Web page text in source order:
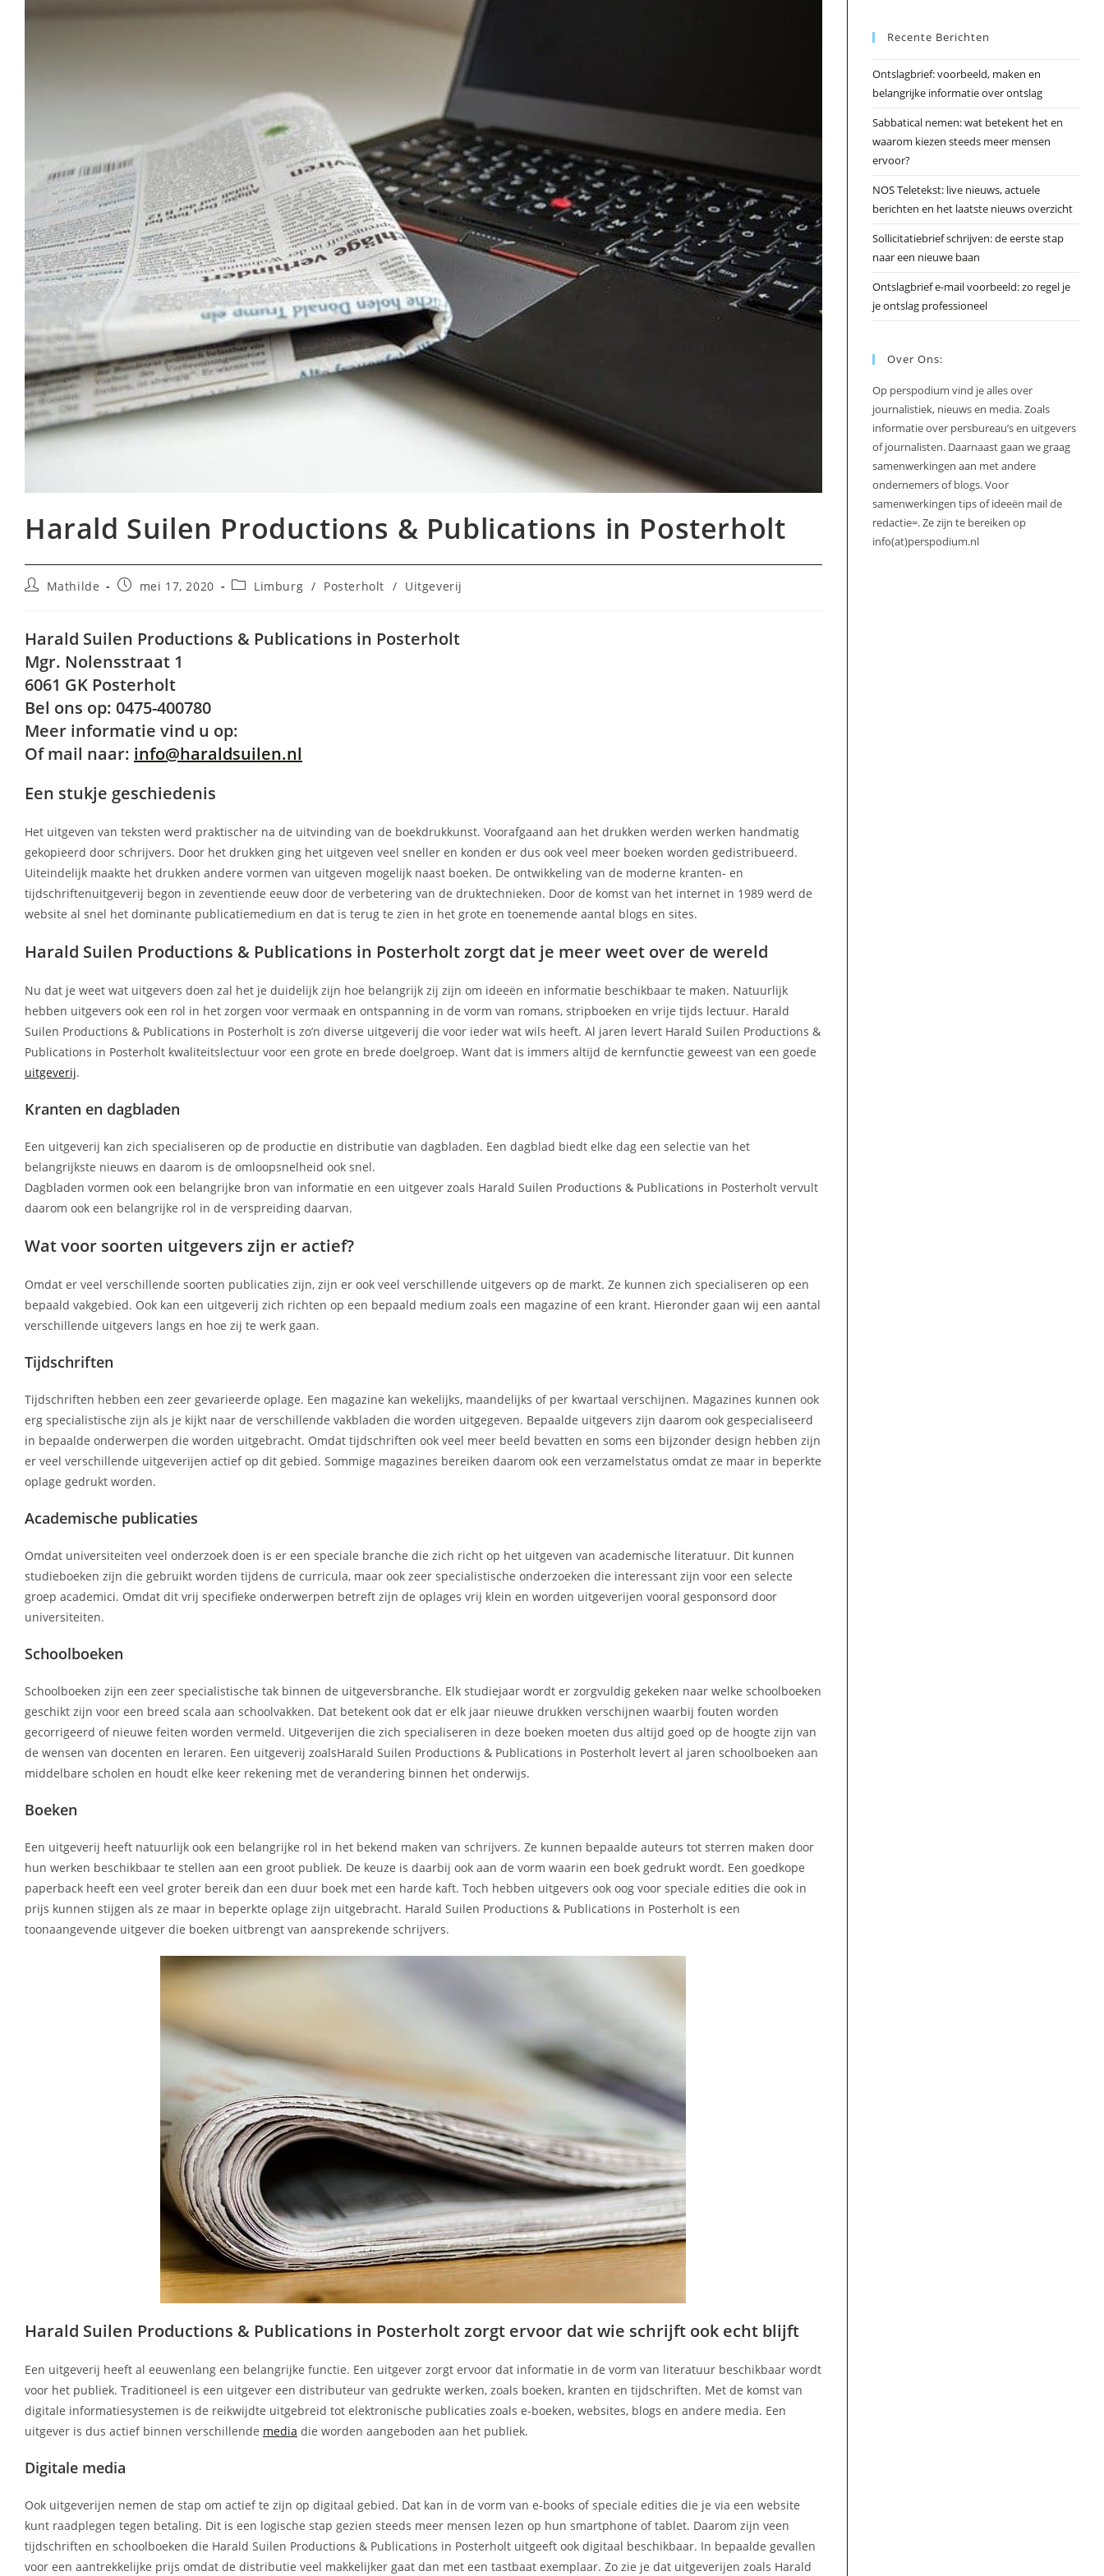
Harald Suilen Productions & Publications in Posterholt
BerichtMathilde
Berichtmei 17, 2020 Berichtcategorie:
Limburg / Posterholt / Uitgeverij
Harald Suilen Productions & Publications in Posterholt
Mgr. Nolensstraat 1
6061 GK Posterholt
Bel ons op: 0475-400780
Meer informatie vind u op:
Of mail naar: info@haraldsuilen.nl
Een stukje geschiedenis
Het uitgeven van teksten werd praktischer na de uitvinding van de boekdrukkunst. Voorafgaand aan het drukken werden werken handmatig
gekopieerd door schrijvers. Door het drukken ging het uitgeven veel sneller en konden er dus ook veel meer boeken worden gedistribueerd.
Uiteindelijk maakte het drukken andere vormen van uitgeven mogelijk naast boeken. De ontwikkeling van de moderne kranten- en
tijdschriftenuitgeverij begon in zeventiende eeuw door de verbetering van de druktechnieken. Door de komst van het internet in 1989 werd de
website al snel het dominante publicatiemedium en dat is terug te zien in het grote en toenemende aantal blogs en sites.
Harald Suilen Productions & Publications in Posterholt zorgt dat je meer weet over de wereld
Nu dat je weet wat uitgevers doen zal het je duidelijk zijn hoe belangrijk zij zijn om ideeën en informatie beschikbaar te maken. Natuurlijk
hebben uitgevers ook een rol in het zorgen voor vermaak en ontspanning in de vorm van romans, stripboeken en vrije tijds lectuur. Harald
Suilen Productions & Publications in Posterholt is zo’n diverse uitgeverij die voor ieder wat wils heeft. Al jaren levert Harald Suilen Productions &
Publications in Posterholt kwaliteitslectuur voor een grote en brede doelgroep. Want dat is immers altijd de kernfunctie geweest van een goede
uitgeverij.
Kranten en dagbladen
Een uitgeverij kan zich specialiseren op de productie en distributie van dagbladen. Een dagblad biedt elke dag een selectie van het
belangrijkste nieuws en daarom is de omloopsnelheid ook snel.
Dagbladen vormen ook een belangrijke bron van informatie en een uitgever zoals Harald Suilen Productions & Publications in Posterholt vervult
daarom ook een belangrijke rol in de verspreiding daarvan.
Wat voor soorten uitgevers zijn er actief?
Omdat er veel verschillende soorten publicaties zijn, zijn er ook veel verschillende uitgevers op de markt. Ze kunnen zich specialiseren op een
bepaald vakgebied. Ook kan een uitgeverij zich richten op een bepaald medium zoals een magazine of een krant. Hieronder gaan wij een aantal
verschillende uitgevers langs en hoe zij te werk gaan.
Tijdschriften
Tijdschriften hebben een zeer gevarieerde oplage. Een magazine kan wekelijks, maandelijks of per kwartaal verschijnen. Magazines kunnen ook
erg specialistische zijn als je kijkt naar de verschillende vakbladen die worden uitgegeven. Bepaalde uitgevers zijn daarom ook gespecialiseerd
in bepaalde onderwerpen die worden uitgebracht. Omdat tijdschriften ook veel meer beeld bevatten en soms een bijzonder design hebben zijn
er veel verschillende uitgeverijen actief op dit gebied. Sommige magazines bereiken daarom ook een verzamelstatus omdat ze maar in beperkte
oplage gedrukt worden.
Academische publicaties
Omdat universiteiten veel onderzoek doen is er een speciale branche die zich richt op het uitgeven van academische literatuur. Dit kunnen
studieboeken zijn die gebruikt worden tijdens de curricula, maar ook zeer specialistische onderzoeken die interessant zijn voor een selecte
groep academici. Omdat dit vrij specifieke onderwerpen betreft zijn de oplages vrij klein en worden uitgeverijen vooral gesponsord door
universiteiten.
Schoolboeken
Schoolboeken zijn een zeer specialistische tak binnen de uitgeversbranche. Elk studiejaar wordt er zorgvuldig gekeken naar welke schoolboeken
geschikt zijn voor een breed scala aan schoolvakken. Dat betekent ook dat er elk jaar nieuwe drukken verschijnen waarbij fouten worden
gecorrigeerd of nieuwe feiten worden vermeld. Uitgeverijen die zich specialiseren in deze boeken moeten dus altijd goed op de hoogte zijn van
de wensen van docenten en leraren. Een uitgeverij zoalsHarald Suilen Productions & Publications in Posterholt levert al jaren schoolboeken aan
middelbare scholen en houdt elke keer rekening met de verandering binnen het onderwijs.
Boeken
Een uitgeverij heeft natuurlijk ook een belangrijke rol in het bekend maken van schrijvers. Ze kunnen bepaalde auteurs tot sterren maken door
hun werken beschikbaar te stellen aan een groot publiek. De keuze is daarbij ook aan de vorm waarin een boek gedrukt wordt. Een goedkope
paperback heeft een veel groter bereik dan een duur boek met een harde kaft. Toch hebben uitgevers ook oog voor speciale edities die ook in
prijs kunnen stijgen als ze maar in beperkte oplage zijn uitgebracht. Harald Suilen Productions & Publications in Posterholt is een
toonaangevende uitgever die boeken uitbrengt van aansprekende schrijvers.
Harald Suilen Productions & Publications in Posterholt zorgt ervoor dat wie schrijft ook echt blijft
Een uitgeverij heeft al eeuwenlang een belangrijke functie. Een uitgever zorgt ervoor dat informatie in de vorm van literatuur beschikbaar wordt
voor het publiek. Traditioneel is een uitgever een distributeur van gedrukte werken, zoals boeken, kranten en tijdschriften. Met de komst van
digitale informatiesystemen is de reikwijdte uitgebreid tot elektronische publicaties zoals e-boeken, websites, blogs en andere media. Een
uitgever is dus actief binnen verschillende media die worden aangeboden aan het publiek.
Digitale media
Ook uitgeverijen nemen de stap om actief te zijn op digitaal gebied. Dat kan in de vorm van e-books of speciale edities die je via een website
kunt raadplegen tegen betaling. Dit is een logische stap gezien steeds meer mensen lezen op hun smartphone of tablet. Daarom zijn veen
tijdschriften en schoolboeken die Harald Suilen Productions & Publications in Posterholt uitgeeft ook digitaal beschikbaar. In bepaalde gevallen
voor een aantrekkelijke prijs omdat de distributie veel makkelijker gaat dan met een tastbaat exemplaar. Zo zie je dat uitgeverijen zoals Harald
Recente Berichten
Ontslagbrief: voorbeeld, maken en
belangrijke informatie over ontslag
Sabbatical nemen: wat betekent het en
waarom kiezen steeds meer mensen
ervoor?
NOS Teletekst: live nieuws, actuele
berichten en het laatste nieuws overzicht
Sollicitatiebrief schrijven: de eerste stap
naar een nieuwe baan
Ontslagbrief e-mail voorbeeld: zo regel je
je ontslag professioneel
Over Ons:
Op perspodium vind je alles over
journalistiek, nieuws en media. Zoals
informatie over persbureau’s en uitgevers
of journalisten. Daarnaast gaan we graag
samenwerkingen aan met andere
ondernemers of blogs. Voor
samenwerkingen tips of ideeën mail de
redactie=. Ze zijn te bereiken op
info(at)perspodium.nl